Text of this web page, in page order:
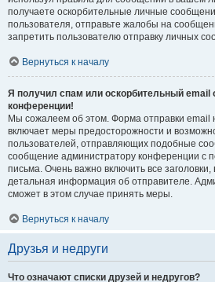
получаете оскорбительные личные
пользователя, отправьте жалобы на
запретить пользователю отправку личных
Вернуться к началу
Я получил спам или оскорбительный email
конференции!
Мы сожалеем об этом. Форма отправки email
включает меры предосторожности и
пользователей, отправляющих подобные
сообщение администратору конференции с
письма. Очень важно включить все
детальная информация об отправителе.
сможет в этом случае принять меры.
Вернуться к началу
Друзья и недруги
Что означают списки друзей и недругов?